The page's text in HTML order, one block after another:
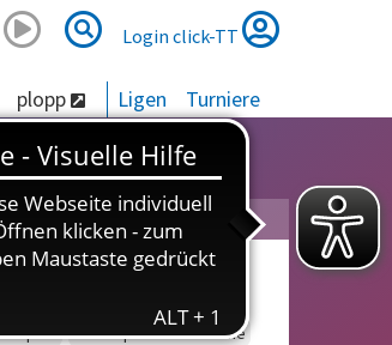
Suche
Suche
Login click-TT
plopp Ligen Turniere
Einzelsport Erwachsene